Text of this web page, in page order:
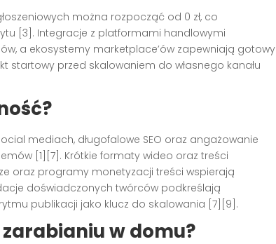
można rozpocząć od 0 zł, co
[3]. Integracje z platformami handlowymi
a ekosystemy marketplace’ów zapewniają gotowy
startowy przed skalowaniem do własnego kanału
mediach, długofalowe SEO oraz angażowanie
[1][7]. Krótkie formaty wideo oraz treści
oraz programy monetyzacji treści wspierają
doświadczonych twórców podkreślają
publikacji jako klucz do skalowania [7][9].
w domu?